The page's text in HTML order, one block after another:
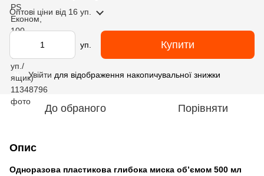
Оптові ціни від 16 уп.
уп. Купити
Увійти для відображення накопичувальної знижки
До обраного Порівняти
Опис
Одноразова пластикова глибока миска об’ємом 500 мл